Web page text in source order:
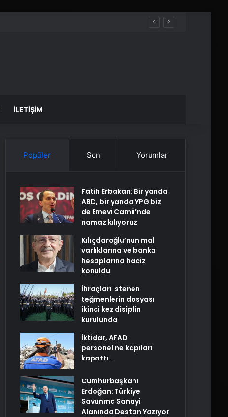
İLETIŞIM
Popüler Son Yorumlar
Fatih Erbakan: Bir yanda
ABD, bir yanda YPG biz
de Emevi Camii’nde
namaz kılıyoruz
Kılıçdaroğlu’nun mal
varlıklarına ve banka
hesaplarına haciz
konuldu
İhraçları istenen
teğmenlerin dosyası
ikinci kez disiplin
kurulunda
İktidar, AFAD
personeline kapıları
kapattı…
Cumhurbaşkanı
Erdoğan: Türkiye
Savunma Sanayi
Alanında Destan Yazıyor